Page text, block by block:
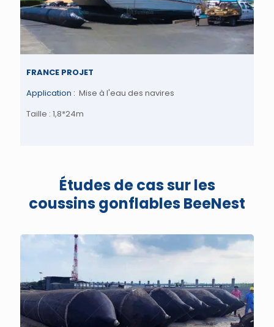
FRANCE PROJET
Application : Mise à l'eau des navires
Taille : 1,8*24m
Études de cas sur les
coussins gonflables BeeNest